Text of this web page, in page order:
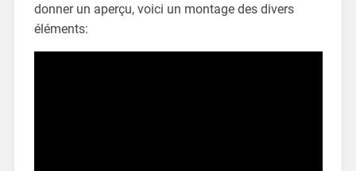
donner un aperçu, voici un montage des divers
éléments: